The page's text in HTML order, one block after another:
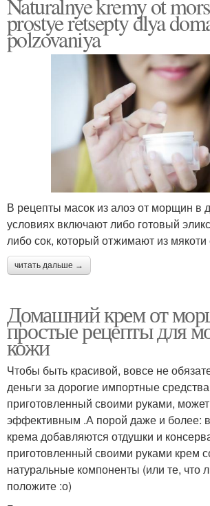
Naturalnye kremy ot
prostye retsepty dlya
polzovaniya
В рецепты масок из алоэ от морщин в
условиях включают либо готовый
либо сок, который отжимают из мякоти
читать дальше →
Домашний крем от
простые рецепты для
кожи
Чтобы быть красивой, вовсе не
деньги за дорогие импортные
приготовленный своими руками,
эффективным .А порой даже и более:
крема добавляются отдушки и
приготовленный своими руками крем
натуральные компоненты (или те, что
положите :о)